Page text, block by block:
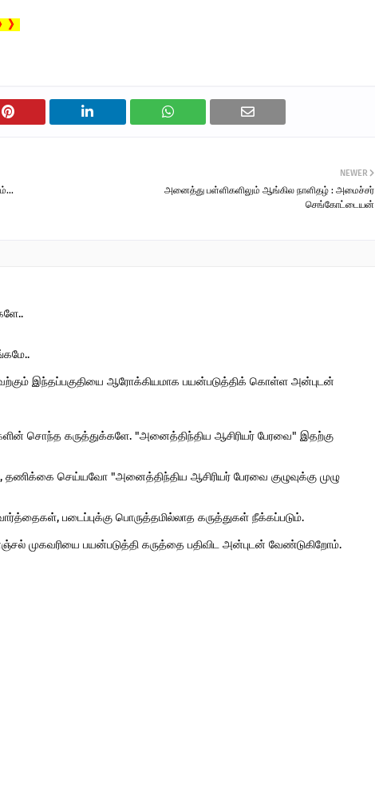
》
NEWER
அனைத்து பள்ளிகளிலும் ஆங்கில நாளிதழ் : அமைச்சர்
செங்கோட்டையன்
இந்தப்பகுதியை ஆரோக்கியமாக பயன்படுத்திக் கொள்ள அன்புடன்
சொந்த கருத்துக்களே. "அனைத்திந்திய ஆசிரியர் பேரவை" இதற்கு
செய்யவோ "அனைத்திந்திய ஆசிரியர் பேரவை குழுவுக்கு முழு
படைப்புக்கு பொருத்தமில்லாத கருத்துகள் நீக்கப்படும்.
முகவரியை பயன்படுத்தி கருத்தை பதிவிட அன்புடன் வேண்டுகிறோம்.